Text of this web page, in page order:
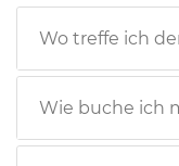
Wo treffe ich
Wie buche ich